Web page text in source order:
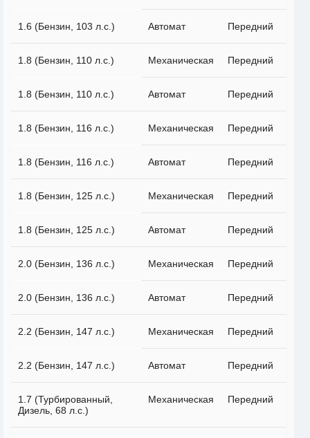
1.6 (Бензин, 103 л.с.) Автомат Передний
1.8 (Бензин, 110 л.с.) Механическая Передний
1.8 (Бензин, 110 л.с.) Автомат Передний
1.8 (Бензин, 116 л.с.) Механическая Передний
1.8 (Бензин, 116 л.с.) Автомат Передний
1.8 (Бензин, 125 л.с.) Механическая Передний
1.8 (Бензин, 125 л.с.) Автомат Передний
2.0 (Бензин, 136 л.с.) Механическая Передний
2.0 (Бензин, 136 л.с.) Автомат Передний
2.2 (Бензин, 147 л.с.) Механическая Передний
2.2 (Бензин, 147 л.с.) Автомат Передний
1.7 (Турбированный,
Дизель, 68 л.с.)
Механическая Передний